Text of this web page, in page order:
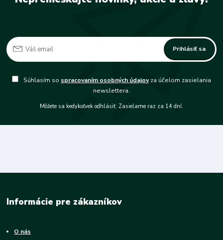
Prihlásiť sa
Súhlasím so spracovaním osobných údajovza účelom zasielania
newslettera.
Môžete sa kedykoľvek odhlásiť. Zasielame raz za 14 dní.
Informácie pre zákazníkov
O nás